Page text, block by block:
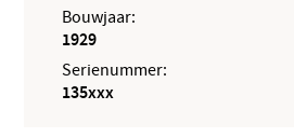
Bouwjaar:
1929
Serienummer:
135xxx